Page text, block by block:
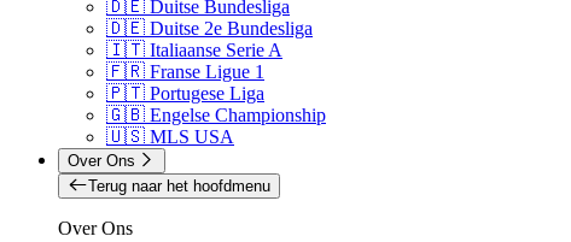
🇩🇪 Duitse Bundesliga
🇩🇪 Duitse 2e Bundesliga
🇮🇹 Italiaanse Serie A
🇫🇷 Franse Ligue 1
🇵🇹 Portugese Liga
🇬🇧 Engelse Championship
🇺🇸 MLS USA
Over Ons
Terug naar het hoofdmenu
Over Ons